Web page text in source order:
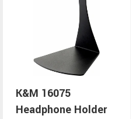
K&M 16075
Headphone Holder